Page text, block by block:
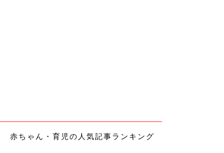
そして、生活クラブ利用歴４年のマキさんが考えるシンプルライ
赤ちゃん・育児の人気記事ランキング